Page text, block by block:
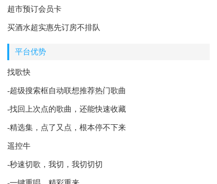
超市预订会员卡
买酒水超实惠先订房不排队
平台优势
找歌快
-超级搜索框自动联想推荐热门歌曲
-找回上次点的歌曲，还能快速收藏
-精选集，点了又点，根本停不下来
遥控牛
-秒速切歌，我切，我切切切